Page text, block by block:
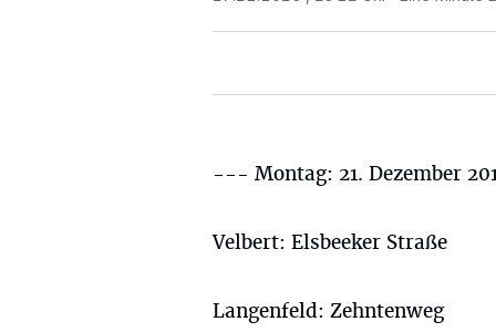
--- Montag: 21. Dezember
Velbert: Elsbeeker Straße
Langenfeld: Zehntenweg